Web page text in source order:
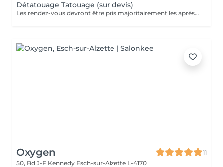
Détatouage Tatouage (sur devis)
Les rendez-vous devront être pris majoritairement les après-midis. Les rendez-vous se feront donc par appel téléphonique ou sms Merci
Oxygen
11
50, Bd J-F Kennedy Esch-sur-Alzette L-4170